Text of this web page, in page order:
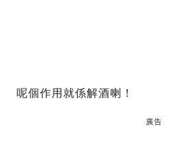
呢個作用就係解酒喇！
廣告